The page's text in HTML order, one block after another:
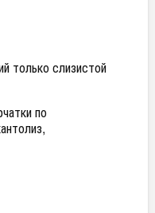
только слизистой
по